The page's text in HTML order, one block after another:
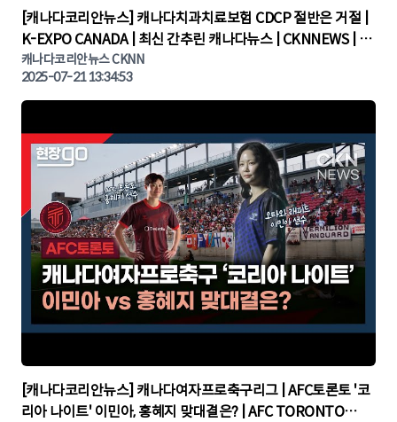
▶
[캐나다코리안뉴스] 캐나다치과치료보험 CDCP 절반은 거절 |
K-EXPO CANADA | 최신 간추린 캐나다뉴스 | CKNNEWS | 캐
나다뉴스 | 토론토뉴스
캐나다코리안뉴스 CKNN
2025-07-21 13:34:53
▶
[캐나다코리안뉴스] 캐나다여자프로축구리그 | AFC토론토 '코
리아 나이트' 이민아, 홍혜지 맞대결은? | AFC TORONTO